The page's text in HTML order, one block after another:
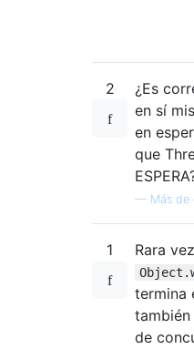
2
¿Es
en sí
en
que
— Más de
1 Rara
termina
de